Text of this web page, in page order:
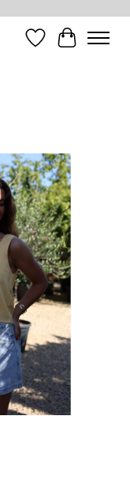
Liste de souhaits
Panier